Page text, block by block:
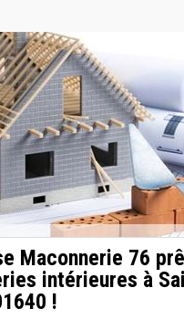
Maconnerie 76
intérieures à
!